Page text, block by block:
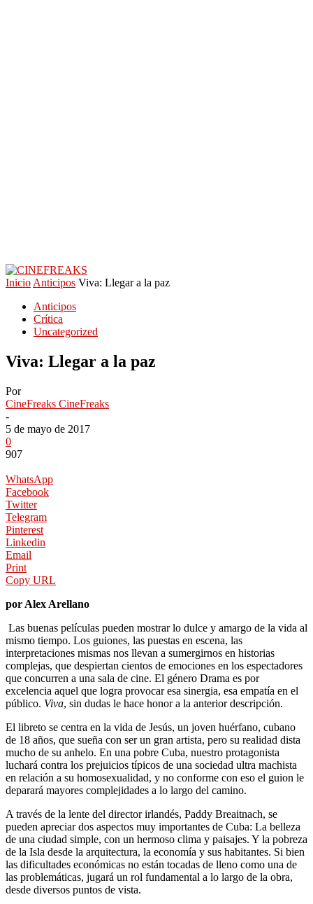
Inicio Anticipos Viva: Llegar a la paz
Anticipos
Crítica
Uncategorized
Viva: Llegar a la paz
Por
CineFreaks CineFreaks
-
5 de mayo de 2017
0
907
WhatsApp
Facebook
Twitter
Telegram
Pinterest
Linkedin
Email
Print
Copy URL
por Alex Arellano
Las buenas películas pueden mostrar lo dulce y amargo de la vida al
mismo tiempo. Los guiones, las puestas en escena, las
interpretaciones mismas nos llevan a sumergirnos en historias
complejas, que despiertan cientos de emociones en los espectadores
que concurren a una sala de cine. El género Drama es por
excelencia aquel que logra provocar esa sinergia, esa empatía en el
público. Viva, sin dudas le hace honor a la anterior descripción.
El libreto se centra en la vida de Jesús, un joven huérfano, cubano
de 18 años, que sueña con ser un gran artista, pero su realidad dista
mucho de su anhelo. En una pobre Cuba, nuestro protagonista
luchará contra los prejuicios típicos de una sociedad ultra machista
en relación a su homosexualidad, y no conforme con eso el guion le
deparará mayores complejidades a lo largo del camino.
A través de la lente del director irlandés, Paddy Breaitnach, se
pueden apreciar dos aspectos muy importantes de Cuba: La belleza
de una ciudad simple, con un hermoso clima y paisajes. Y la pobreza
de la Isla desde la arquitectura, la economía y sus habitantes. Si bien
las dificultades económicas no están tocadas de lleno como una de
las problemáticas, jugará un rol fundamental a lo largo de la obra,
desde diversos puntos de vista.